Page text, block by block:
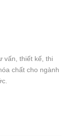
vấn, thiết kế, thi
chất cho ngành